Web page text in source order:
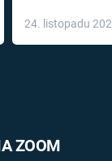
léky
24. listopadu
ZOOM